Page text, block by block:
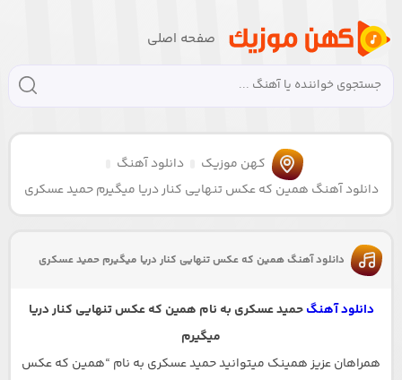
صفحه اصلی
کهن موزیک
دانلود آهنگ
دانلود آهنگ همین که عکس تنهایی کنار دریا میگیرم حمید عسکری
دانلود آهنگ همین که عکس تنهایی کنار دریا میگیرم حمید عسکری
دانلود آهنگحمید عسکری به نام همین که عکس تنهایی کنار دریا
میگیرم
همراهان عزیز همینک میتوانید حمید عسکری به نام “همین که عکس